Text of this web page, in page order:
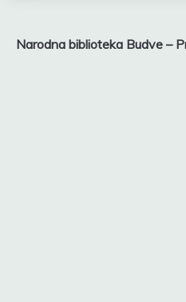
Narodna biblioteka Budve –